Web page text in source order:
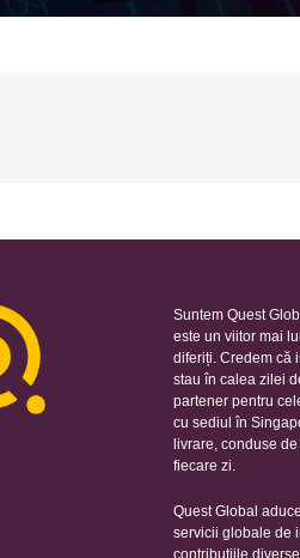
Suntem Quest
este un viitor mai
diferiți. Credem că
stau în calea zilei
partener pentru
cu sediul în
livrare, conduse
fiecare zi.
Quest Global
servicii globale de
contribuțiile